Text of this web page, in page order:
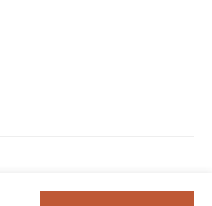
teisės saugomos.